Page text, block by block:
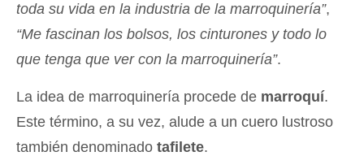
toda su vida en la industria de la marroquinería”,
“Me fascinan los bolsos, los cinturones y todo lo
que tenga que ver con la marroquinería”.
La idea de marroquinería procede de marroquí.
Este término, a su vez, alude a un cuero lustroso
también denominado tafilete.